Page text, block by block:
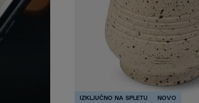
IZKLJUČNO NA SPLETU NOVO